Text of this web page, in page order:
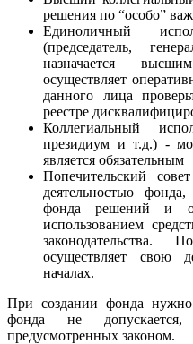
решения по “особо”
Единоличный
(председатель,
назначается
осуществляет
данного лица
реестре
Коллегиальный
президиум и т.д.) -
является обязательным
Попечительский совет
деятельностью
фонда решений и
использованием
законодательства.
осуществляет свою
началах.
При создании фонда нужно
фонда не
предусмотренных законом.